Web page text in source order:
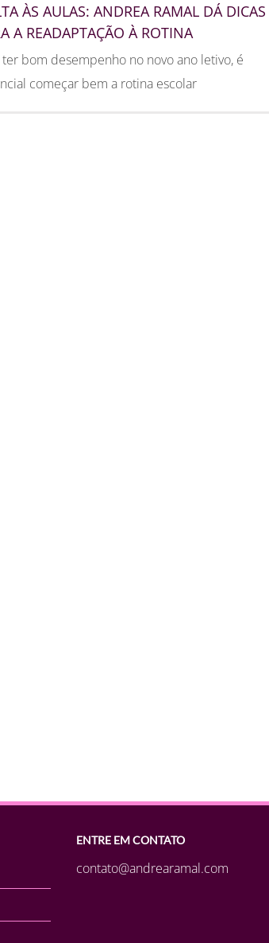
ÀS AULAS: ANDREA RAMAL DÁ DICAS
A READAPTAÇÃO À ROTINA
ter bom desempenho no novo ano letivo, é
começar bem a rotina escolar
ENTRE EM CONTATO
contato@andrearamal.com